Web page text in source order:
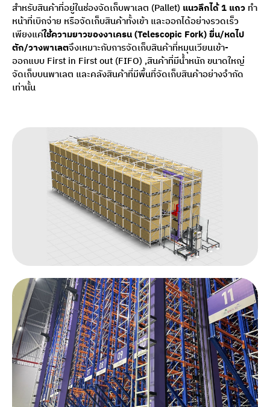
สำหรับสินค้าที่อยู่ในช่องจัดเก็บพาเลต (Pallet) แนวลึกได้ 1 แถว ทำ
หน้าที่เบิกจ่าย หรือจัดเก็บสินค้าทั้งเข้า และออกได้อย่างรวดเร็ว
เพียงแค่ใช้ความยาวของงาเครน (Telescopic Fork) ยื่น/หดไป
ตัก/วางพาเลตจึงเหมาะกับการจัดเก็บสินค้าที่หมุนเวียนเข้า-
ออกแบบ First in First out (FIFO) ,สินค้าที่มีน้ำหนัก ขนาดใหญ่
จัดเก็บบนพาเลต และคลังสินค้าที่มีพื้นที่จัดเก็บสินค้าอย่างจำกัด
เท่านั้น